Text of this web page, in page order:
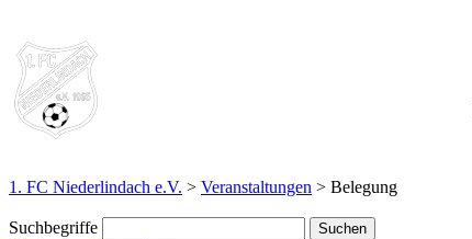
1. FC Niederlindach e.V. > Veranstaltungen > Belegung
Suchbegriffe